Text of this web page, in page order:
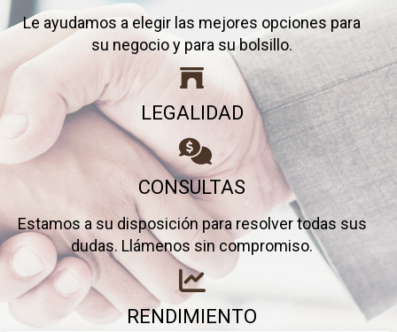
Le ayudamos a elegir las mejores opciones para
su negocio y para su bolsillo.
LEGALIDAD
CONSULTAS
Estamos a su disposición para resolver todas sus
dudas. Llámenos sin compromiso.
RENDIMIENTO